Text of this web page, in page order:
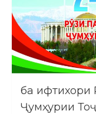
ба ифтихори
Ҷумҳурии